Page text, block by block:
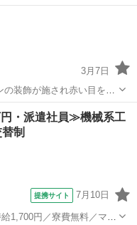
3月7日
テリアにおすすめしま
置物
・派遣社員≫機械系工
制
提携サイト 7月10日
1,700円／寮費無料／マイ